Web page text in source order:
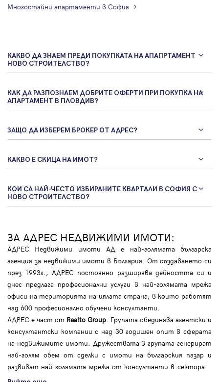
Многостайни апартаменти в София
КАКВО ДА ЗНАЕМ ПРЕДИ ПОКУПКАТА НА АПАПРТАМЕНТ
НОВО СТРОИТЕЛСТВО?
КАК ДА РАЗПОЗНАЕМ ДОБРИТЕ ОФЕРТИ ПРИ ПОКУПКА НА
АПАРТАМЕНТ В ПЛОВДИВ?
ЗАЩО ДА ИЗБЕРЕМ БРОКЕР ОТ АДРЕС?
КАКВО Е СКИЦА НА ИМОТ?
КОИ СА НАЙ-ЧЕСТО ИЗБИРАНИТЕ КВАРТАЛИ В СОФИЯ С
НОВО СТРОИТЕЛСТВО?
ЗА АДРЕС НЕДВИЖИМИ ИМОТИ:
АДРЕС Недвижими имоти АД е най-голямата българска
агенция за недвижими имоти в България. От създаването си
през 1993г., АДРЕС постоянно разширява дейността си и
днес предлага професионални услуги в най-голямата мрежа
офиси на територията на цялата страна, в които работят
над 600 професионално обучени консултанти.
АДРЕС е част от Realto Group . Групата обединява агентски и
консултантски компании с над 30 годишен опит в сферата
на недвижимите имоти. Дружествата в групата генерират
най-голям обем от сделки с имоти на българския пазар и
развиват най-голямата мрежа от консултанти в сектора.